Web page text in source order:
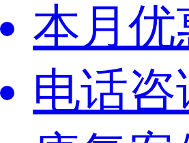
本月优
电话咨